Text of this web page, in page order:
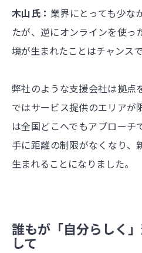
木山氏： 業界にとっても少な
たが、逆にオンラインを使っ
境が生まれたことはチャンスで
弊社のような支援会社は拠点
ではサービス提供のエリアが
は全国どこへでもアプローチ
手に距離の制限がなくなり、
生まれることになりました。
誰もが「自分らしく
して